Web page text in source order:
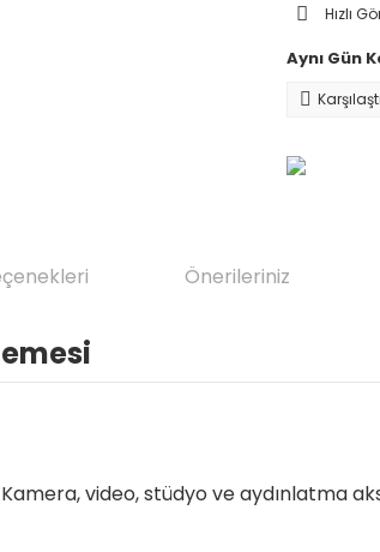
Hızlı
Aynı Gün
Önerileriniz
video, stüdyo ve aydınlatma